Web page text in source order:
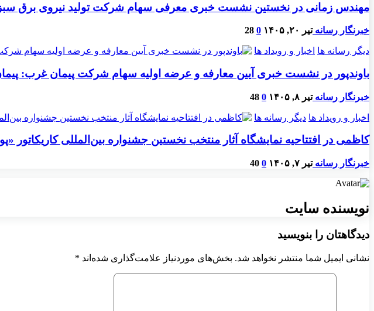
مهندس زمانی در نخستین نشست خبری معرفی سهام شرکت تولید نیروی برق
خبرنگار رسانهتیر ۲۰, ۱۴۰۵ 0
28
دیگر رسانه ها اخبار و رویداد ها
باوندپور در نشست خبری آیین معارفه و عرضه اولیه سهام شرکت پیمان غرب: پیمان غرب با بیش از ۲۴ سال سابقه فعالیت در صنعت
خبرنگار رسانهتیر ۸, ۱۴۰۵ 0
48
اخبار و رویداد ها دیگر رسانه ها
کاظمی در افتتاحیه نمایشگاه آثار منتخب نخستین جشنواره بین‌المللی
خبرنگار رسانهتیر ۷, ۱۴۰۵ 0
40
نویسنده سایت
دیدگاهتان را بنویسید
نشانی ایمیل شما منتشر نخواهد شد. بخش‌های موردنیاز علامت‌گذاری شده‌اند *